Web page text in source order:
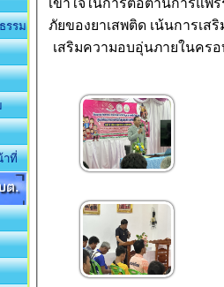
รรม
าที่
ต.
ภัยของยาเสพติด เน้นการเส
เสริมความอบอุ่นภายในคร